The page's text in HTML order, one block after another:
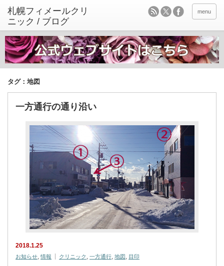
menu
タグ：地図
一方通行の通り沿い
2018.1.25
お知らせ ,情報 クリニック 一方通行 地図 目印